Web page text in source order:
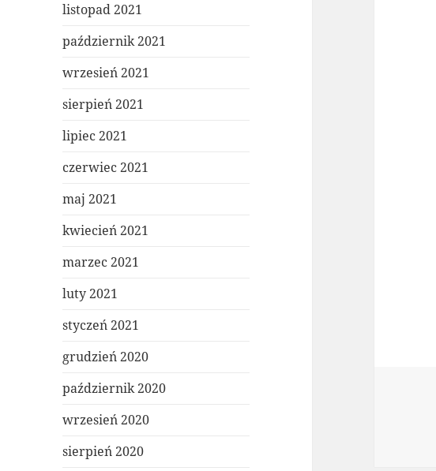
listopad 2021
październik 2021
wrzesień 2021
sierpień 2021
lipiec 2021
czerwiec 2021
maj 2021
kwiecień 2021
marzec 2021
luty 2021
styczeń 2021
grudzień 2020
październik 2020
wrzesień 2020
sierpień 2020